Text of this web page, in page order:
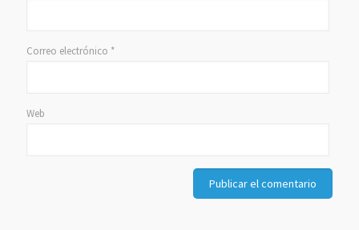
Correo electrónico *
Web